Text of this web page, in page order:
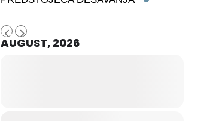
AUGUST, 2026